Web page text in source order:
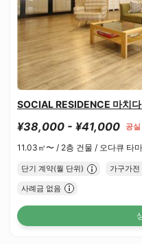
SOCIAL RESIDENCE 마치
¥38,000 - ¥41,000 공실
11.03㎡〜 / 2층 건물 / 오다큐 타
단기 계약(월 단위) 가구가전
사례금 없음